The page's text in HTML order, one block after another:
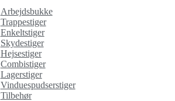
Arbejdsbukke
Trappestiger
Enkeltstiger
Skydestiger
Hejsestiger
Combistiger
Lagerstiger
Vinduespudserstiger
Tilbehør